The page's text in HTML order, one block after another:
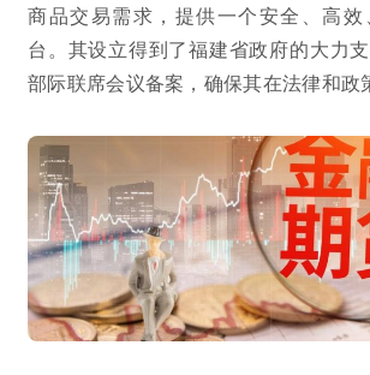
商品交易需求，提供一个安全、高
台。其设立得到了福建省政府的大力
部际联席会议备案，确保其在法律和政